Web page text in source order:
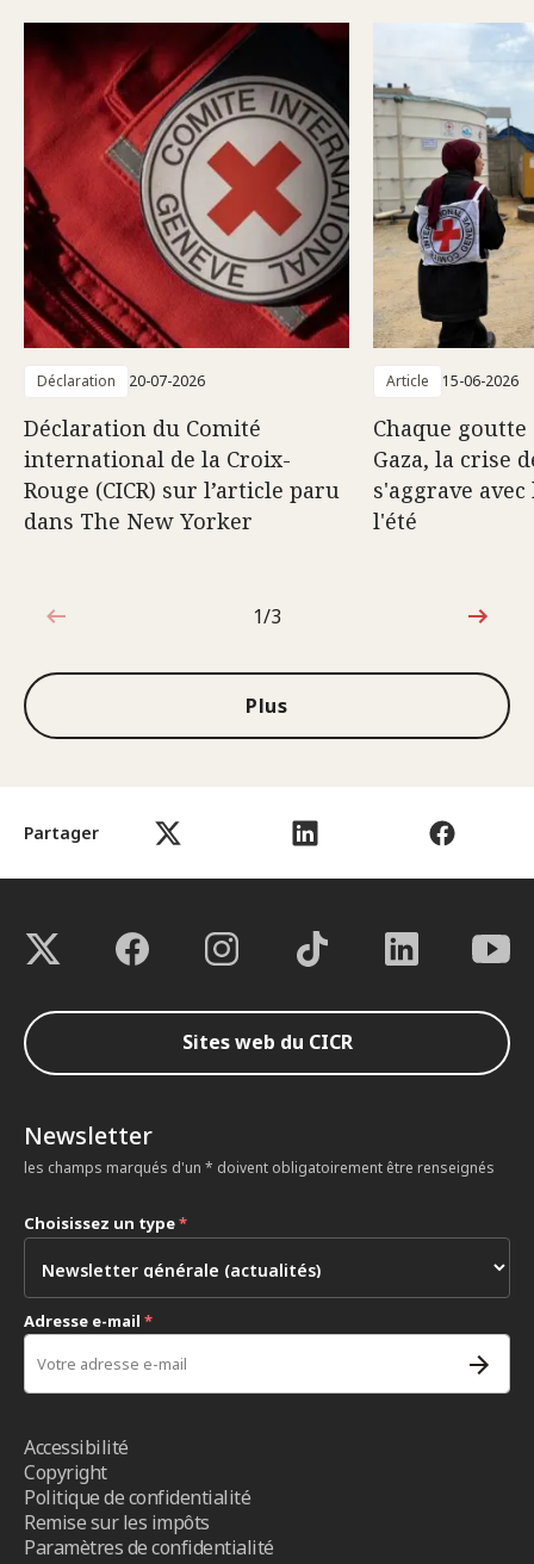
Partager
Déclaration 20-07-2026
Déclaration du Comité
international de la Croix-
Rouge (CICR) sur l’article paru
dans The New Yorker
Article 15-06-2026
Chaque goutte
Gaza, la crise
s'aggrave
l'été
1sur3
1/3
Plus
Sites web du CICR
Newsletter
les champs marqués d'un * doivent obligatoirement être renseignés
Choisissez un type*
Adresse e-mail *
Accessibilité
Copyright
Politique de confidentialité
Remise sur les impôts
Paramètres de confidentialité